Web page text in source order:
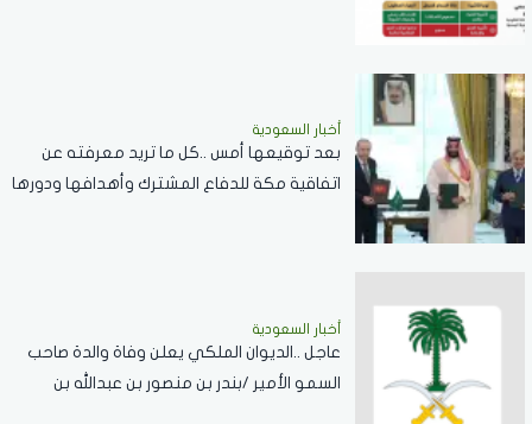
أخبار السعودية
بعد توقيعها أمس ..كل ما تريد معرفته عن
اتفاقية مكة للدفاع المشترك وأهدافها ودورها
أخبار السعودية
عاجل ..الديوان الملكي يعلن وفاة والدة صاحب
السمو الأمير /بندر بن منصور بن عبدالله بن